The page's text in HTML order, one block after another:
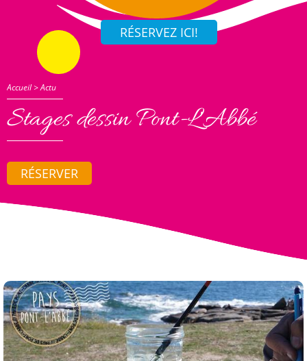
Accueil>Actu
Stages dessin Pont-L'Abbé
RÉSERVER